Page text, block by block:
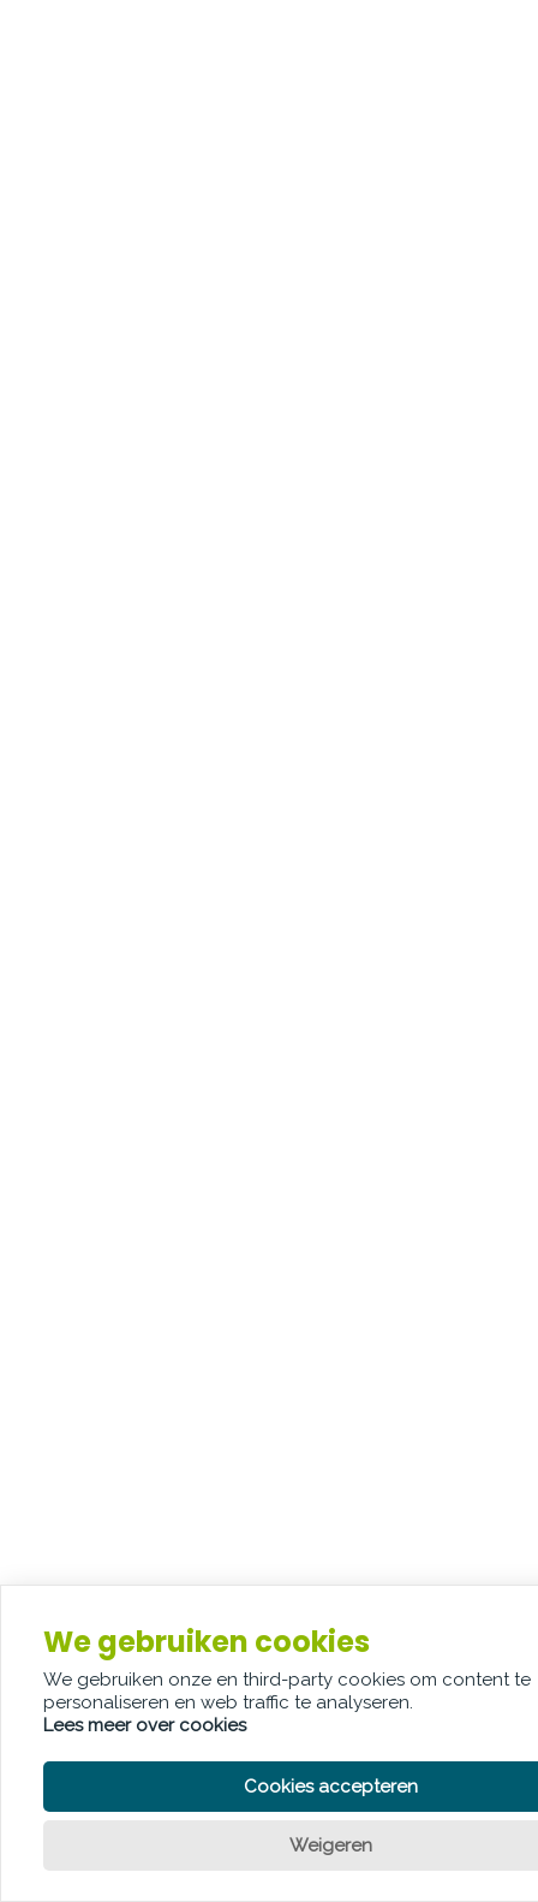
We gebruiken cookies
We gebruiken onze en third-party cookies om content te
personaliseren en web traffic te analyseren.
Lees meer over cookies
Cookies accepteren
Weigeren